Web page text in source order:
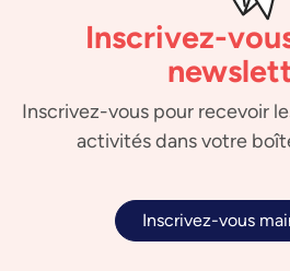
Inscrivez-
Inscrivez-vous pour recevoir
activités dans votre
Inscrivez-vous